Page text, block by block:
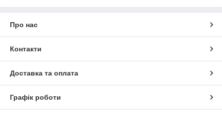
Про нас
Контакти
Доставка та оплата
Графік роботи